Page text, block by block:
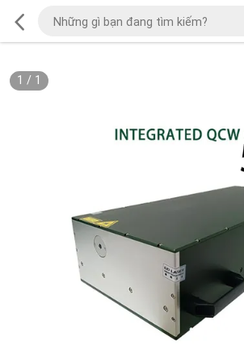
1 / 1